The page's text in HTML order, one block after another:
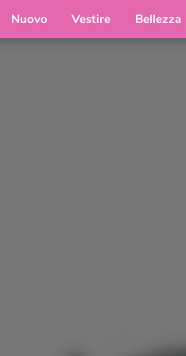
Nuovo Vestire Bellezza